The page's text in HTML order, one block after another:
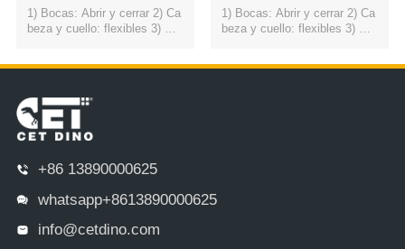
1) Bocas: Abrir y cerrar 2) Ca
beza y cuello: flexibles 3) Cu
7) control del motor ojos parp
adean automáticamente USD
3500
1) Bocas: Abrir y cerrar 2) Ca
beza y cuello: flexibles 3) Cu
+86 13890000625
whatsapp+8613890000625
info@cetdino.com